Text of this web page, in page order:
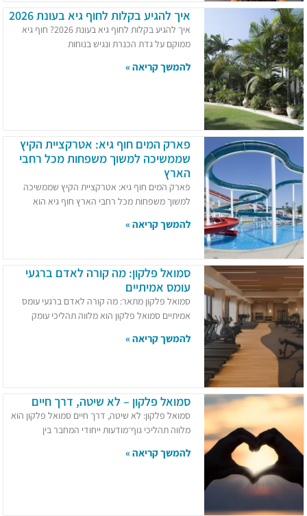
איך להגיע בקלות לחוף גיא בעונת 2026
איך להגיע בקלות לחוף גיא בעונת 2026? חוף גיא
ממוקם על גדת הכנרת ונגיש בנוחות
להמשך קריאה »
פארק המים חוף גיא: אטרקציית הקיץ
שממשיכה למשוך משפחות מכל רחבי
הארץ
פארק המים חוף גיא: אטרקציית הקיץ שממשיכה
למשוך משפחות מכל רחבי הארץ חוף גיא הוא
להמשך קריאה »
סמואל פלקון: מה קורה לאדם ברגעי
עומס אמיתיים
סמואל פלקון מתאר: מה קורה לאדם ברגעי עומס
אמיתיים סמואל פלקון הוא מלווה תהליכי עומק
להמשך קריאה »
סמואל פלקון – לא שיטה, דרך חיים
סמואל פלקון: לא שיטה, דרך חיים סמואל פלקון הוא
מלווה תהליכי גוף־מודעות ייחודי המחבר בין
להמשך קריאה »